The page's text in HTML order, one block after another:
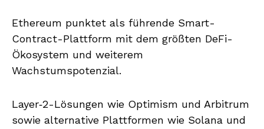
Ethereum punktet als führende Smart-
Contract-Plattform mit dem größten DeFi-
Ökosystem und weiterem
Wachstumspotenzial.
Layer‑2-Lösungen wie Optimism und Arbitrum
sowie alternative Plattformen wie Solana und